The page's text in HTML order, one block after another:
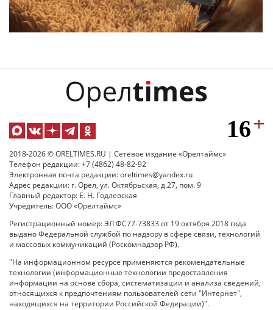
2018-2026 © ORELTIMES.RU | Сетевое издание «Орелтаймс»
Телефон редакции: +7 (4862) 48-82-92
Электронная почта редакции: oreltimes@yandex.ru
Адрес редакции: г. Орел, ул. Октябрьская, д.27, пом. 9
Главный редактор: Е. Н. Годлевская
Учредитель: ООО «Орелтаймс»
Регистрационный номер: ЭЛ ФС77-73833 от 19 октября 2018 года
выдано Федеральной службой по надзору в сфере связи, технологий
и массовых коммуникаций (Роскомнадзор РФ).
"На информационном ресурсе применяются рекомендательные
технологии (информационные технологии предоставления
информации на основе сбора, систематизации и анализа сведений,
относящихся к предпочтениям пользователей сети "Интернет",
находящихся на территории Российской Федерации)".